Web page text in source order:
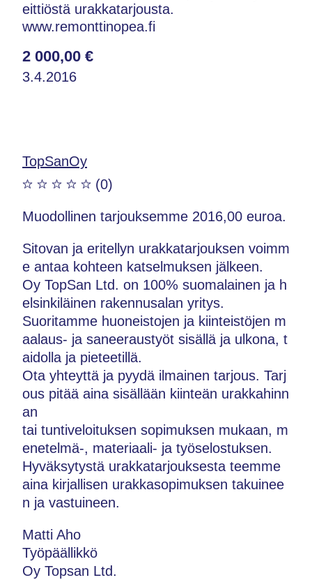
eittiöstä urakkatarjousta.
www.remonttinopea.fi
2 000,00 €
3.4.2016
TopSanOy
(0)
Muodollinen tarjouksemme 2016,00 euroa.
Sitovan ja eritellyn urakkatarjouksen voimm
e antaa kohteen katselmuksen jälkeen.
Oy TopSan Ltd. on 100% suomalainen ja h
elsinkiläinen rakennusalan yritys.
Suoritamme huoneistojen ja kiinteistöjen m
aalaus- ja saneeraustyöt sisällä ja ulkona, t
aidolla ja pieteetillä.
Ota yhteyttä ja pyydä ilmainen tarjous. Tarj
ous pitää aina sisällään kiinteän urakkahinn
an
tai tuntiveloituksen sopimuksen mukaan, m
enetelmä-, materiaali- ja työselostuksen.
Hyväksytystä urakkatarjouksesta teemme
aina kirjallisen urakkasopimuksen takuinee
n ja vastuineen.
Matti Aho
Työpäällikkö
Oy Topsan Ltd.